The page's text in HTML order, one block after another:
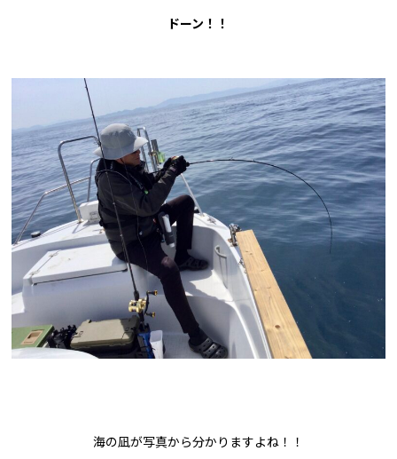
ドーン！！
海の凪が写真から分かりますよね！！